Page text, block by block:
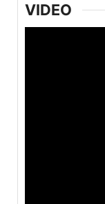
VIDEO